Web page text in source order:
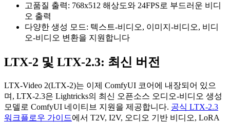
고품질 출력: 768x512 해상도와 24FPS로 부드러운 비디
오 출력
다양한 생성 모드: 텍스트-비디오, 이미지-비디오, 비디
오-비디오 변환을 지원합니다
LTX-2 및 LTX-2.3: 최신 버전
LTX-Video 2(LTX-2)는 이제 ComfyUI 코어에 내장되어 있으
며, LTX-2.3은 Lightricks의 최신 오픈소스 오디오-비디오 생성
모델로 ComfyUI 네이티브 지원을 제공합니다. 공식 LTX-2.3
워크플로우 가이드에서 T2V, I2V, 오디오 기반 비디오, LoRA